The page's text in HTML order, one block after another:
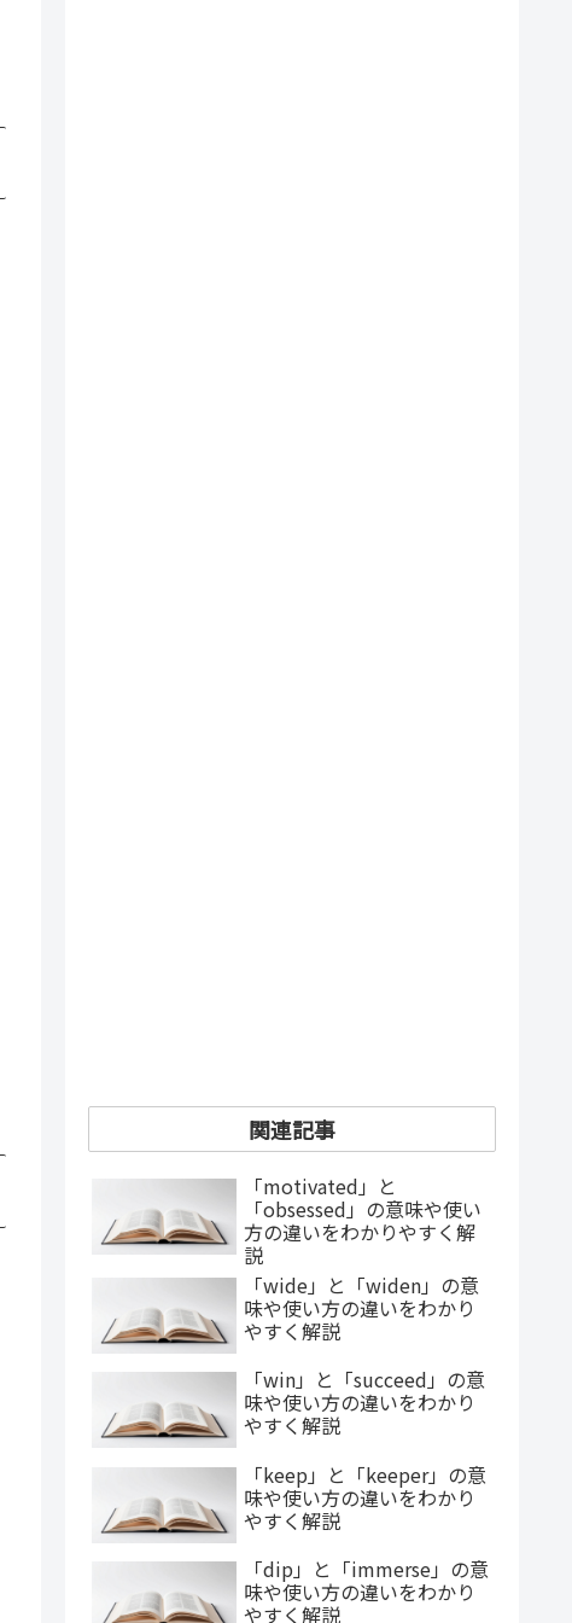
関連記事
「motivated」と
「obsessed」の意味や使い
方の違いをわかりやすく解
説
「wide」と「widen」の意
味や使い方の違いをわかり
やすく解説
「win」と「succeed」の意
味や使い方の違いをわかり
やすく解説
「keep」と「keeper」の意
味や使い方の違いをわかり
やすく解説
「dip」と「immerse」の意
味や使い方の違いをわかり
やすく解説